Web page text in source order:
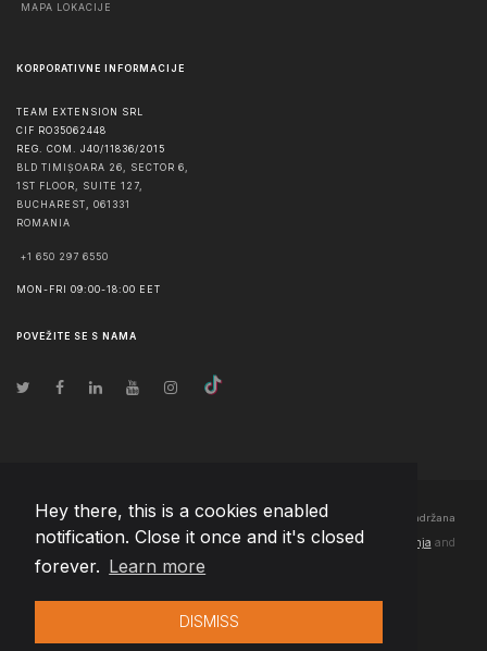
Hey there, this is a cookies enabled
notification. Close it once and it's closed
forever. Learn more
DISMISS
MAPA LOKACIJE
KORPORATIVNE INFORMACIJE
TEAM EXTENSION SRL
CIF RO35062448
REG. COM. J40/11836/2015
BLD TIMIȘOARA 26, SECTOR 6,
1ST FLOOR, SUITE 127,
BUCHAREST
061331
ROMANIA
+1 650 297 6550
MON-FRI 09:00-18:00 EET
POVEŽITE SE S NAMA
© Autorska prava 2026 Team Extension Bosnia Herzegovina - Sva prava zadržana
Changelog● Korišćenjem ove stranice slažete se sa našimPravila korištenja and
Politika privatnosti